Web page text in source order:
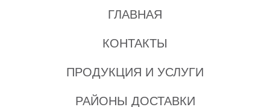
ГЛАВНАЯ
КОНТАКТЫ
ПРОДУКЦИЯ И УСЛУГИ
РАЙОНЫ ДОСТАВКИ